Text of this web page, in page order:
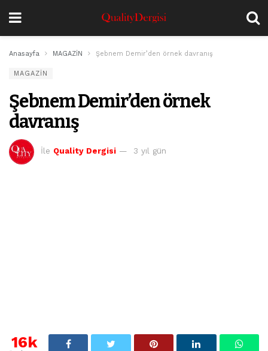
Anasayfa MAGAZİN Şebnem Demir’den örnek davranış
MAGAZİN
Şebnem Demir’den örnek
davranış
İle Quality Dergisi 3 yıl gün
16k